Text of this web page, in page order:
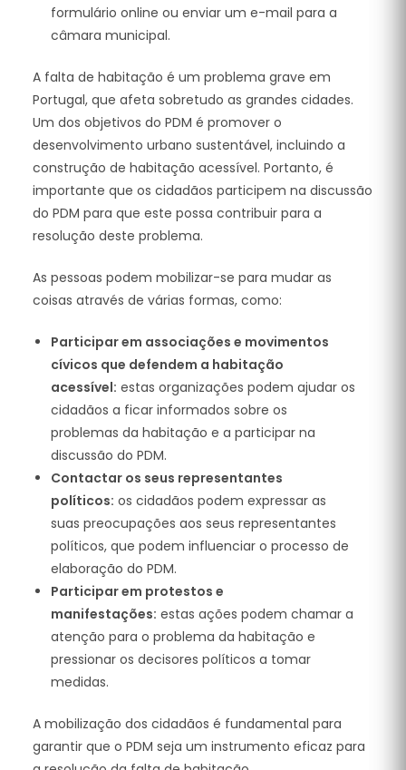
formulário online ou enviar um e-mail para a
câmara municipal.
A falta de habitação é um problema grave em
Portugal, que afeta sobretudo as grandes cidades.
Um dos objetivos do PDM é promover o
desenvolvimento urbano sustentável, incluindo a
construção de habitação acessível. Portanto, é
importante que os cidadãos participem na discussão
do PDM para que este possa contribuir para a
resolução deste problema.
As pessoas podem mobilizar-se para mudar as
coisas através de várias formas, como:
Participar em associações e movimentos
cívicos que defendem a habitação
acessível: estas organizações podem ajudar os
cidadãos a ficar informados sobre os
problemas da habitação e a participar na
discussão do PDM.
Contactar os seus representantes
políticos: os cidadãos podem expressar as
suas preocupações aos seus representantes
políticos, que podem influenciar o processo de
elaboração do PDM.
Participar em protestos e
manifestações: estas ações podem chamar a
atenção para o problema da habitação e
pressionar os decisores políticos a tomar
medidas.
A mobilização dos cidadãos é fundamental para
garantir que o PDM seja um instrumento eficaz para